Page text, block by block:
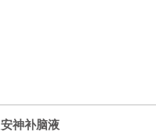
安神补脑液